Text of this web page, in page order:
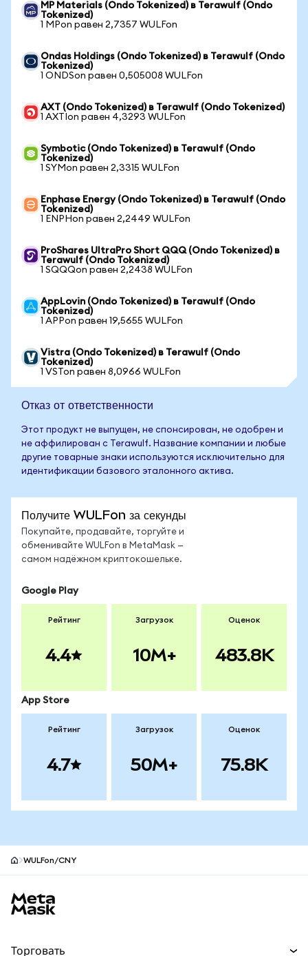
MP Materials (Ondo Tokenized) в Terawulf (Ondo
Tokenized)
1 MPon равен 2,7357 WULFon
Ondas Holdings (Ondo Tokenized) в Terawulf (Ondo
Tokenized)
1 ONDSon равен 0,505008 WULFon
AXT (Ondo Tokenized) в Terawulf (Ondo Tokenized)
1 AXTIon равен 4,3293 WULFon
Symbotic (Ondo Tokenized) в Terawulf (Ondo
Tokenized)
1 SYMon равен 2,3315 WULFon
Enphase Energy (Ondo Tokenized) в Terawulf (Ondo
Tokenized)
1 ENPHon равен 2,2449 WULFon
ProShares UltraPro Short QQQ (Ondo Tokenized) в
Terawulf (Ondo Tokenized)
1 SQQQon равен 2,2438 WULFon
AppLovin (Ondo Tokenized) в Terawulf (Ondo
Tokenized)
1 APPon равен 19,5655 WULFon
Vistra (Ondo Tokenized) в Terawulf (Ondo
Tokenized)
1 VSTon равен 8,0966 WULFon
Отказ от ответственности
Этот продукт не выпущен, не спонсирован, не одобрен и
не аффилирован с Terawulf. Название компании и любые
другие товарные знаки используются исключительно для
идентификации базового эталонного актива.
Получите WULFon за секунды
Покупайте, продавайте, торгуйте и
обменивайте WULFon в MetaMask —
самом надёжном криптокошельке.
Google Play
Рейтинг
4.4
Загрузок
10M+
Оценок
483.8K
App Store
Рейтинг
4.7
Загрузок
50M+
Оценок
75.8K
WULFon/CNY
Торговать